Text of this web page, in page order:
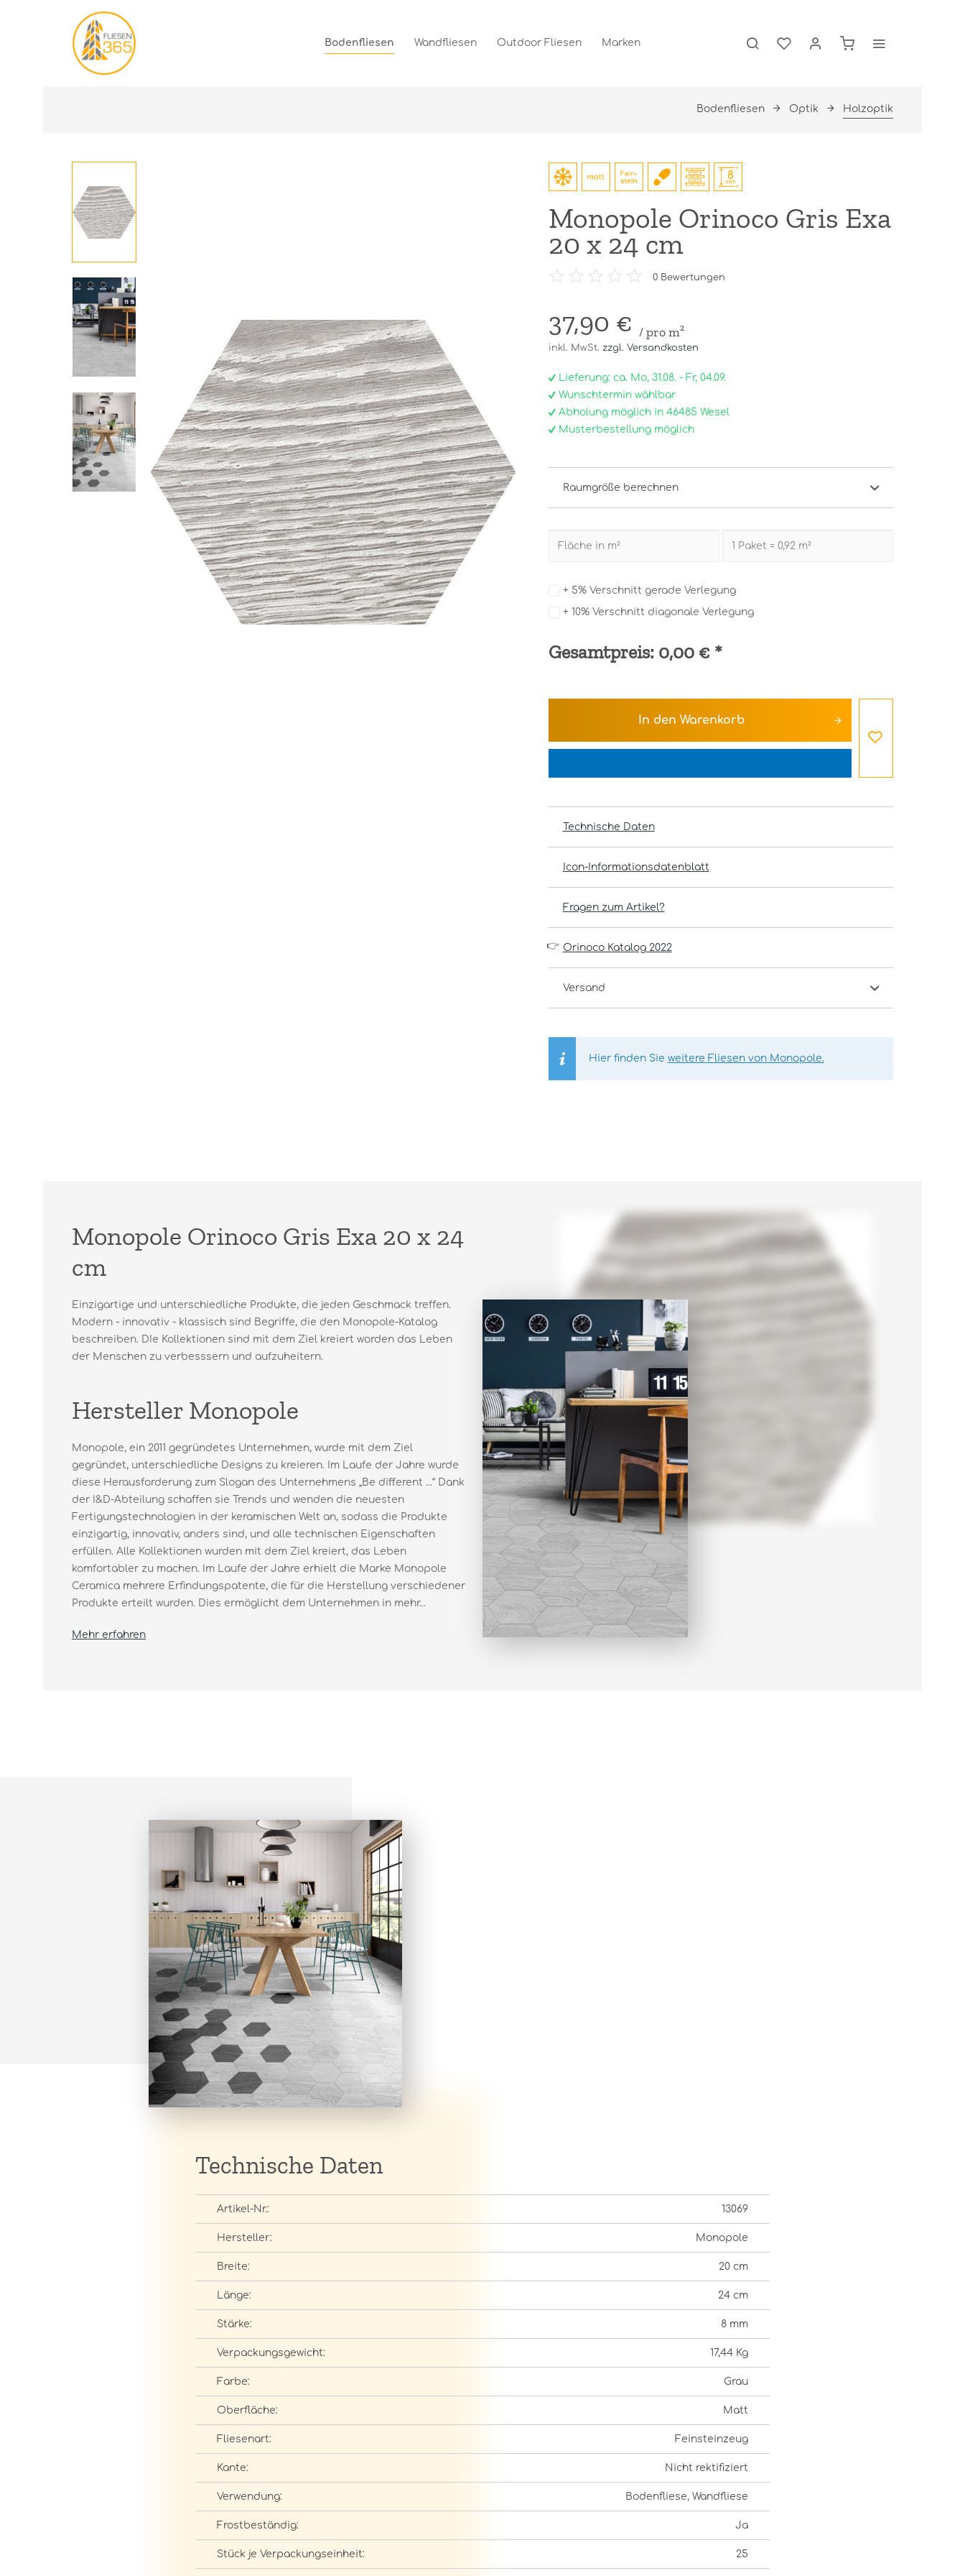
Bodenfliesen Wandfliesen Outdoor Fliesen Marken
Bodenfliesen Optik Holzoptik
Monopole Orinoco Gris Exa
20 x 24 cm
0Bewertungen
37,90 € / pro m²
inkl. MwSt. zzgl. Versandkosten
Lieferung: ca. Mo, 31.08. - Fr, 04.09.
Wunschtermin wählbar
Abholung möglich in 46485 Wesel
Musterbestellung möglich
Raumgröße berechnen
+ 5% Verschnitt gerade Verlegung
+ 10% Verschnitt diagonale Verlegung
Gesamtpreis: 0,00 € *
In den Warenkorb
Technische Daten
Icon-Informationsdatenblatt
Fragen zum Artikel?
👉 Orinoco Katalog 2022
Versand
Hier finden Sie weitere Fliesen von Monopole.
Monopole Orinoco Gris Exa 20 x 24
cm
Einzigartige und unterschiedliche Produkte, die jeden Geschmack treffen.
Modern - innovativ - klassisch sind Begriffe, die den Monopole-Katalog
beschreiben. DIe Kollektionen sind mit dem Ziel kreiert worden das Leben
der Menschen zu verbesssern und aufzuheitern.
Hersteller Monopole
Monopole, ein 2011 gegründetes Unternehmen, wurde mit dem Ziel
gegründet, unterschiedliche Designs zu kreieren. Im Laufe der Jahre wurde
diese Herausforderung zum Slogan des Unternehmens „Be diﬀerent ...“ Dank
der I&D-Abteilung schaffen sie Trends und wenden die neuesten
Fertigungstechnologien in der keramischen Welt an, sodass die Produkte
einzigartig, innovativ, anders sind, und alle technischen Eigenschaften
erfüllen. Alle Kollektionen wurden mit dem Ziel kreiert, das Leben
komfortabler zu machen. Im Laufe der Jahre erhielt die Marke Monopole
Ceramica mehrere Erfindungspatente, die für die Herstellung verschiedener
Produkte erteilt wurden. Dies ermöglicht dem Unternehmen in mehr...
Mehr erfahren
Technische Daten
Artikel-Nr.: 13069
Hersteller: Monopole
Breite: 20 cm
Länge: 24 cm
Stärke: 8 mm
Verpackungsgewicht: 17,44 Kg
Farbe: Grau
Oberfläche: Matt
Fliesenart: Feinsteinzeug
Kante: Nicht rektifiziert
Verwendung: Bodenfliese, Wandfliese
Frostbeständig: Ja
Stück je Verpackungseinheit: 25